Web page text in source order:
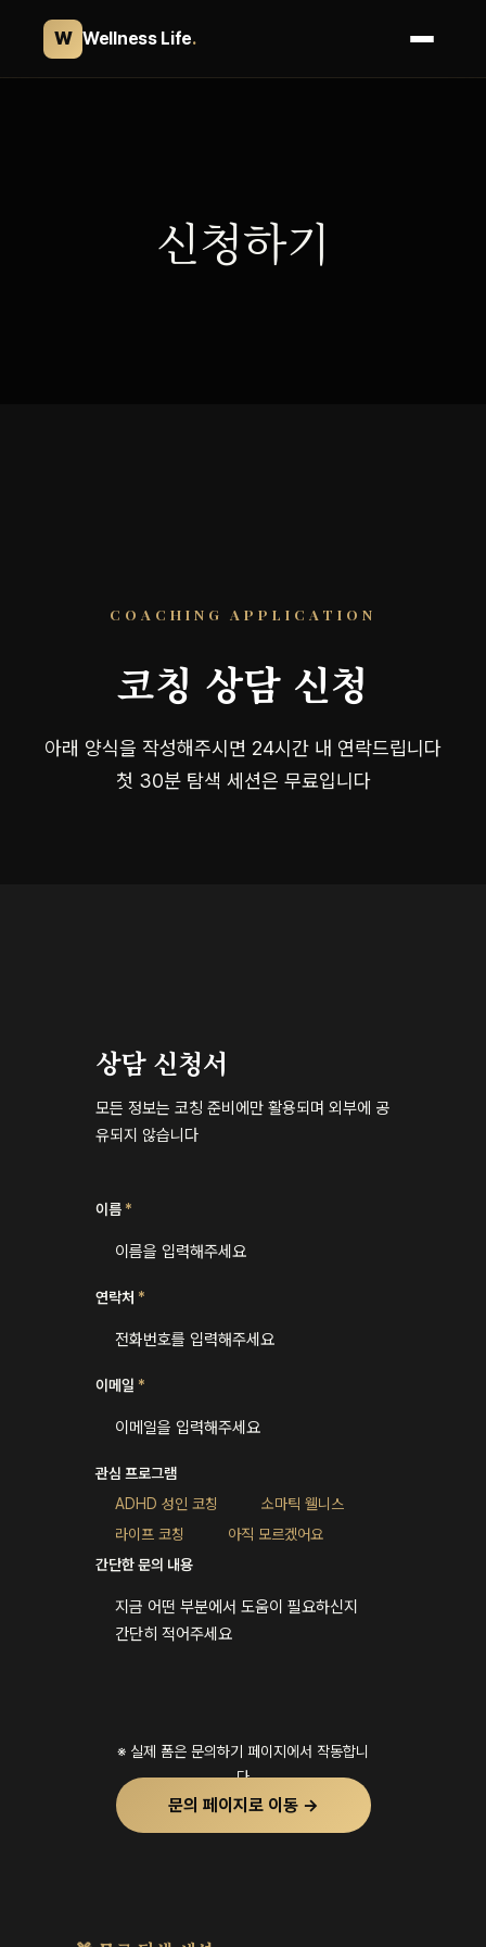
W Wellness Life.
신청하기
COACHING APPLICATION
코칭 상담 신청
아래 양식을 작성해주시면 24시간 내 연락드립니다
첫 30분 탐색 세션은 무료입니다
상담 신청서
모든 정보는 코칭 준비에만 활용되며 외부에 공
유되지 않습니다
이름 *
이름을 입력해주세요
연락처 *
전화번호를 입력해주세요
이메일 *
이메일을 입력해주세요
관심 프로그램
ADHD 성인 코칭
소마틱 웰니스
라이프 코칭
아직 모르겠어요
간단한 문의 내용
지금 어떤 부분에서 도움이 필요하신지
간단히 적어주세요
※ 실제 폼은 문의하기 페이지에서 작동합니
다
문의 페이지로 이동 →